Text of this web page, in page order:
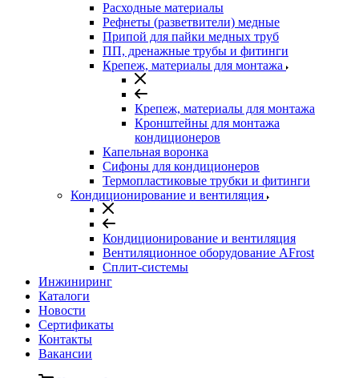
Расходные материалы
Рефнеты (разветвители) медные
Припой для пайки медных труб
ПП, дренажные трубы и фитинги
Крепеж, материалы для монтажа
Крепеж, материалы для монтажа
Кронштейны для монтажа
кондиционеров
Капельная воронка
Сифоны для кондиционеров
Термопластиковые трубки и фитинги
Кондиционирование и вентиляция
Кондиционирование и вентиляция
Вентиляционное оборудование AFrost
Сплит-системы
Инжиниринг
Каталоги
Новости
Сертификаты
Контакты
Вакансии